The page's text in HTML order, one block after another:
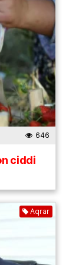
646
ciddi
Aqrar